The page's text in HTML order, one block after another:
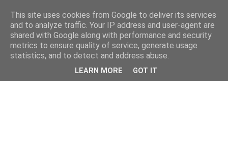
This site uses cookies from Google to deliver its services
and to analyze traffic. Your IP address and user-agent are
shared with Google along with performance and security
metrics to ensure quality of service, generate usage
statistics, and to detect and address abuse.
LEARN MORE GOT IT